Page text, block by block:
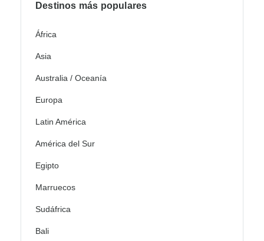
Destinos más populares
África
Asia
Australia / Oceanía
Europa
Latin América
América del Sur
Egipto
Marruecos
Sudáfrica
Bali